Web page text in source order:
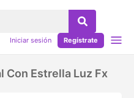
Iniciar sesión Regístrate
Con Estrella Luz Fx